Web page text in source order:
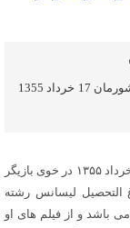
هادی حجازی فر کارگردان، نویسنده و بازیگر مطرح کشورمان 17 خرداد 1355
به گزارش پایگاه خبری شباویز،هادی حجازی فر متولد ۳۱ خرداد ۱۳۵۵ در خوی بازیگر
التحصیل لیسانس رشته
نمایش عروسکی از دانشگاه تهران و ورودی سال ۱۳۷۷ می باشد و از فیلم های او